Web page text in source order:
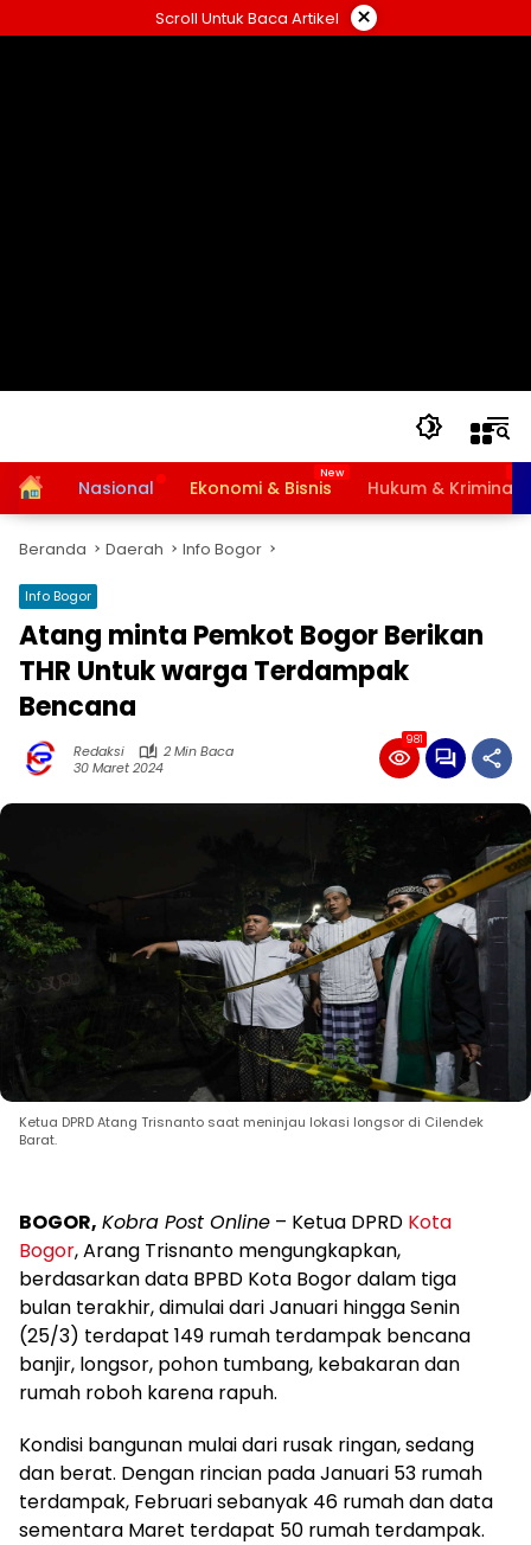
ke
Scroll Untuk Baca Artikel ×
HomeNasional Ekonomi & Bisnis Hukum & Kriminal
Beranda Daerah Info Bogor
Info Bogor
Atang minta Pemkot Bogor Berikan
THR Untuk warga Terdampak
Bencana
Redaksi
2 Min Baca
30 Maret 2024
981
Ketua DPRD Atang Trisnanto saat meninjau lokasi longsor di Cilendek
Barat.
BOGOR, Kobra Post Online – Ketua DPRD Kota
Bogor, Arang Trisnanto mengungkapkan,
berdasarkan data BPBD Kota Bogor dalam tiga
bulan terakhir, dimulai dari Januari hingga Senin
(25/3) terdapat 149 rumah terdampak bencana
banjir, longsor, pohon tumbang, kebakaran dan
rumah roboh karena rapuh.
Kondisi bangunan mulai dari rusak ringan, sedang
dan berat. Dengan rincian pada Januari 53 rumah
terdampak, Februari sebanyak 46 rumah dan data
sementara Maret terdapat 50 rumah terdampak.